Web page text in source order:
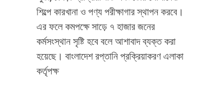
শিল্পে কারখানা ও পণ্য পরীক্ষাগার স্থাপন করবে।
এর ফলে কমপক্ষে সাড়ে ৭ হাজার জনের
কর্মসংস্থান সৃষ্টি হবে বলে আশাবাদ ব্যক্ত করা
হয়েছে। বাংলাদেশ রপ্তানি প্রক্রিয়াকরণ এলাকা
কর্তৃপক্ষ